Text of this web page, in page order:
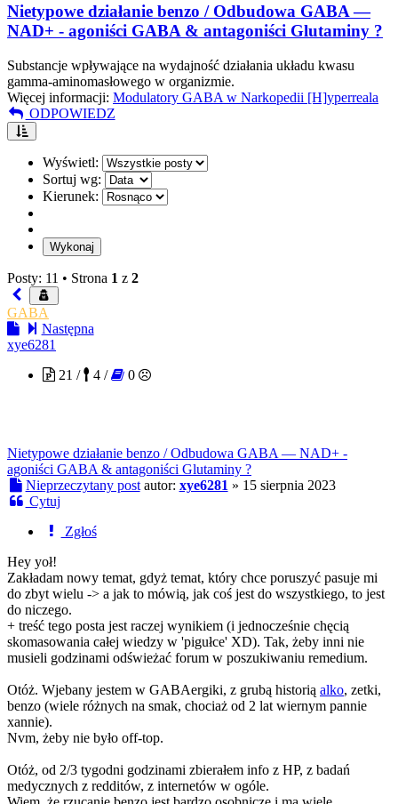
Nietypowe działanie benzo / Odbudowa GABA —
NAD+ - agoniści GABA & antagoniści Glutaminy ?
Substancje wpływające na wydajność działania układu kwasu
gamma-aminomasłowego w organizmie.
Więcej informacji: Modulatory GABA w Narkopedii [H]yperreala
ODPOWIEDZ
Wyświetl:
Sortuj wg:
Kierunek:
Posty: 11 • Strona 1 z 2
GABA
Następna
xye6281
21 /
4 / 0
Nietypowe działanie benzo / Odbudowa GABA — NAD+ -
agoniści GABA & antagoniści Glutaminy ?
Nieprzeczytany post autor: xye6281 » 15 sierpnia 2023
Cytuj
Zgłoś
Hey yoł!
Zakładam nowy temat, gdyż temat, który chce poruszyć pasuje mi
do zbyt wielu -> a jak to mówią, jak coś jest do wszystkiego, to jest
do niczego.
+ treść tego posta jest raczej wynikiem (i jednocześnie chęcią
skomasowania całej wiedzy w 'pigułce' XD). Tak, żeby inni nie
musieli godzinami odświeżać forum w poszukiwaniu remedium.
Otóż. Wjebany jestem w GABAergiki, z grubą historią alko, zetki,
benzo (wiele różnych na smak, chociaż od 2 lat wiernym pannie
xannie).
Nvm, żeby nie było off-top.
Otóż, od 2/3 tygodni godzinami zbierałem info z HP, z badań
medycznych z redditów, z internetów w ogóle.